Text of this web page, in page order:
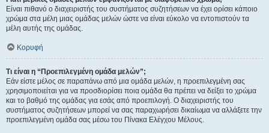
Είναι πιθανό ο διαχειριστής του συστήματος συζητήσεων να έχει ορίσει κάποιο
χρώμα στα μέλη μιας ομάδας μελών ώστε να είναι εύκολο να εντοπιστούν τα
μέλη αυτής της ομάδας.
Κορυφή
Τι είναι η “Προεπιλεγμένη ομάδα μελών”;
Εάν είστε μέλος σε παραπάνω από μια ομάδα μελών, η προεπιλεγμένη σας
χρησιμοποιείται για να προσδιορίσει ποια ομάδα θα πρέπει να δείξει το χρώμα
και το βαθμό της ομάδας για εσάς από προεπιλογή. Ο διαχειριστής του
συστήματος συζητήσεων μπορεί να σας παραχωρήσει δικαίωμα να αλλάξετε την
προεπιλεγμένη ομάδα σας μέσω του Πίνακα Ελέγχου Μέλους.